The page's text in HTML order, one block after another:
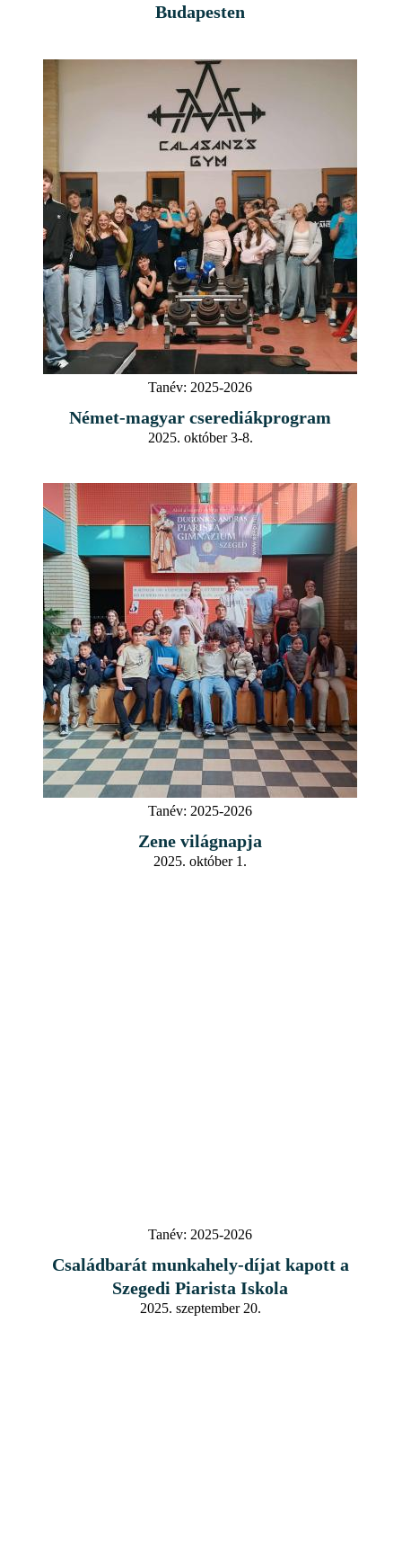
Budapesten
Tanév: 2025-2026
Német-magyar cserediákprogram
2025. október 3-8.
Tanév: 2025-2026
Zene világnapja
2025. október 1.
Tanév: 2025-2026
Családbarát munkahely-díjat kapott a
Szegedi Piarista Iskola
2025. szeptember 20.